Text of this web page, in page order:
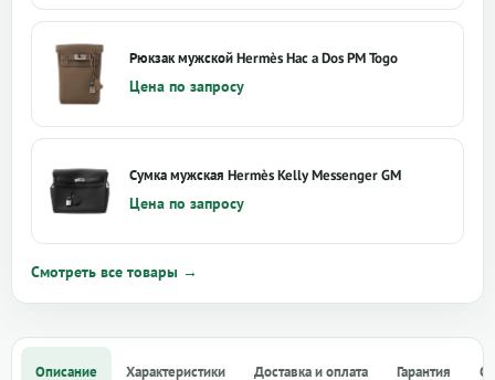
Рюкзак мужской Hermès Hac a Dos PM Togo
Цена по запросу
Сумка мужская Hermès Kelly Messenger GM
Цена по запросу
Смотреть все товары →
Описание Характеристики Доставка и оплата Гарантия